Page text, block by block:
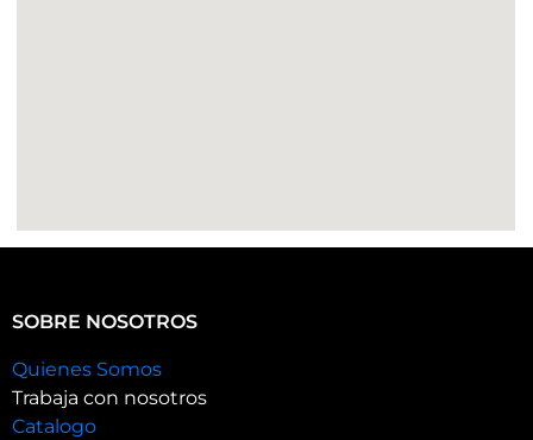
SOBRE NOSOTROS
Quienes Somos
Trabaja con nosotros
Catalogo